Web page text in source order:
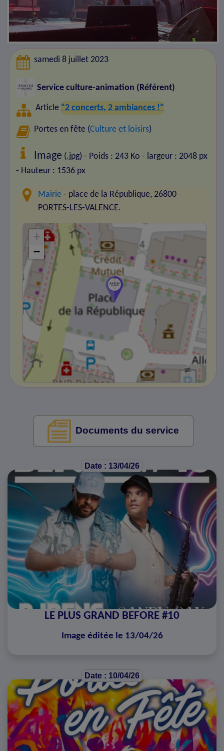
samedi 8 juillet 2023
Service culture-animation (Référent)
Article "2 concerts, 2 ambiances !"
Portes en fête (Culture et loisirs)
Image (.jpg) - Poids : 243 Ko - largeur : 2048 px
- Hauteur : 1536 px
Mairie - place de la République, 26800
PORTES-LES-VALENCE.
+
−
Documents du service
Date : 13/04/26
LE PLUS GRAND BEFORE #10
Image éditée le 13/04/26
Date : 10/04/26